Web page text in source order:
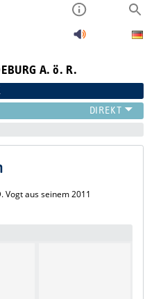
A. ö. R.
Vogt aus seinem 2011